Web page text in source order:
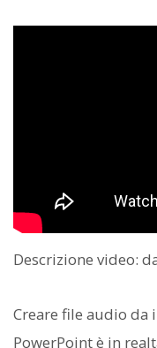
Descrizione video:
Creare file audio da
PowerPoint è in